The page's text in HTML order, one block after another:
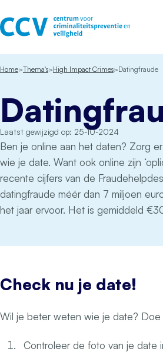
Home Thema's High Impact Crimes Datingfraude
Laatst gewijzigd op: 25-10-2024
Ben je online aan het daten? Zorg
wie je date. Want ook online zijn
recente cijfers van de
datingfraude méér dan 7 miljoen
het jaar ervoor. Het is gemiddeld
Check nu je date!
Wil je beter weten wie je date?
Controleer de foto van je date